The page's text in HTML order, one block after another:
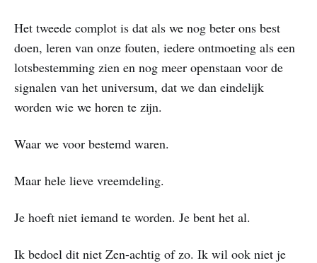
Het tweede complot is dat als we nog beter ons best
doen, leren van onze fouten, iedere ontmoeting als een
lotsbestemming zien en nog meer openstaan voor de
signalen van het universum, dat we dan eindelijk
worden wie we horen te zijn.
Waar we voor bestemd waren.
Maar hele lieve vreemdeling.
Je hoeft niet iemand te worden. Je bent het al.
Ik bedoel dit niet Zen-achtig of zo. Ik wil ook niet je